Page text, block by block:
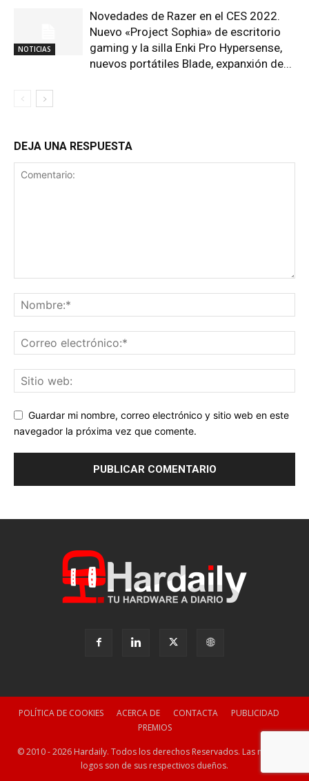
NOTICIAS
Novedades de Razer en el CES 2022.
Nuevo «Project Sophia» de escritorio
gaming y la silla Enki Pro Hypersense,
nuevos portátiles Blade, expanxión de...
DEJA UNA RESPUESTA
Guardar mi nombre, correo electrónico y sitio web en este
navegador la próxima vez que comente.
POLÍTICA DE COOKIES ACERCA DE CONTACTA
PUBLICIDAD
PREMIOS
© 2010 - 2026 Hardaily. Todos los derechos Reservados. Las marcas y
logos son de sus respectivos dueños.